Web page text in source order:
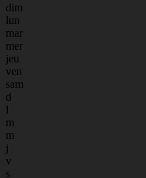
dim
lun
mar
mer
jeu
ven
sam
d
l
m
m
j
v
s